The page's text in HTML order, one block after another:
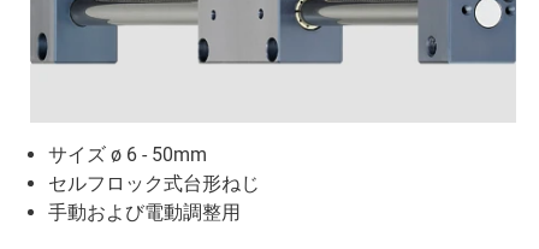
サイズ ø 6 - 50mm
セルフロック式台形ねじ
手動および電動調整用